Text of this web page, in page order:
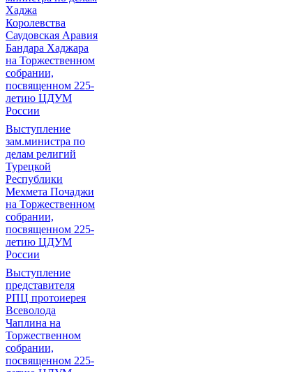
Хаджа
Королевства
Саудовская Аравия
Бандара Хаджара
на Торжественном
собрании,
посвященном 225-
летию ЦДУМ
России
Выступление
зам.министра по
делам религий
Турецкой
Республики
Мехмета Почаджи
на Торжественном
собрании,
посвященном 225-
летию ЦДУМ
России
Выступление
представителя
РПЦ протоиерея
Всеволода
Чаплина на
Торжественном
собрании,
посвященном 225-